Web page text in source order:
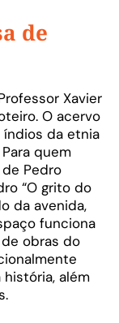
de
Xavier
O acervo
da etnia
quem
Pedro
“O grito do
da avenida,
funciona
obras do
além